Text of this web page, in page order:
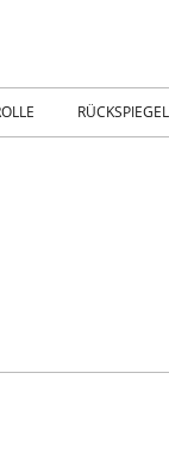
RÜCKSPIEGEL